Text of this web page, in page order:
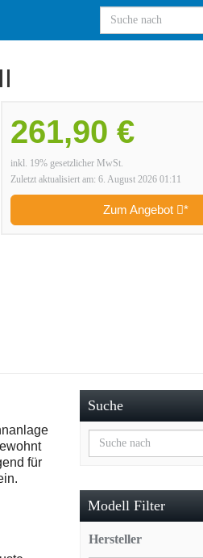
261,90 €
inkl. 19% gesetzlicher MwSt.
Zuletzt aktualisiert am: 6. August 2026 01:11
Zum Angebot *
für
Suche
Modell Filter
Hersteller